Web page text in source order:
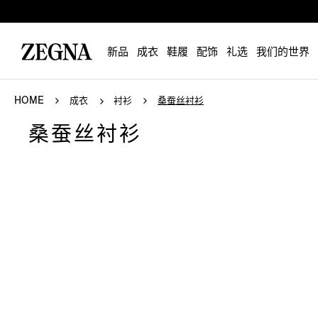
新品 成衣 鞋履 配饰 礼选 我们的世界
HOME 成衣 衬衫 桑蚕丝衬衫
桑蚕丝衬衫